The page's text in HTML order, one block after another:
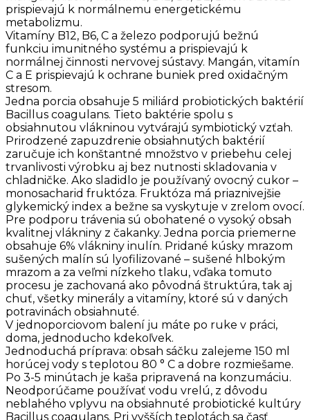
prispievajú k normálnemu energetickému
metabolizmu.
Vitamíny B12, B6, C a železo podporujú bežnú
funkciu imunitného systému a prispievajú k
normálnej činnosti nervovej sústavy. Mangán, vitamín
C a E prispievajú k ochrane buniek pred oxidačným
stresom.
Jedna porcia obsahuje 5 miliárd probiotických baktérií
Bacillus coagulans. Tieto baktérie spolu s
obsiahnutou vlákninou vytvárajú symbiotický vzťah.
Prirodzené zapuzdrenie obsiahnutých baktérií
zaručuje ich konštantné množstvo v priebehu celej
trvanlivosti výrobku aj bez nutnosti skladovania v
chladničke. Ako sladidlo je používaný ovocný cukor –
monosacharid fruktóza. Fruktóza má priaznivejšie
glykemický index a bežne sa vyskytuje v zrelom ovocí.
Pre podporu trávenia sú obohatené o vysoký obsah
kvalitnej vlákniny z čakanky. Jedna porcia priemerne
obsahuje 6% vlákniny inulín. Pridané kúsky mrazom
sušených malín sú lyofilizované – sušené hlbokým
mrazom a za veľmi nízkeho tlaku, vďaka tomuto
procesu je zachovaná ako pôvodná štruktúra, tak aj
chuť, všetky minerály a vitamíny, ktoré sú v daných
potravinách obsiahnuté.
V jednoporciovom balení ju máte po ruke v práci,
doma, jednoducho kdekoľvek.
Jednoduchá príprava: obsah sáčku zalejeme 150 ml
horúcej vody s teplotou 80 ° C a dobre rozmiešame.
Po 3-5 minútach je kaša pripravená na konzumáciu.
Neodporúčame používať vodu vrelú, z dôvodu
neblahého vplyvu na obsiahnuté probiotické kultúry
Bacillus coagulans. Pri vyšších teplotách sa časť